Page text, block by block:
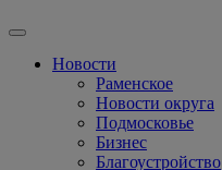
Новости
Раменское
Новости округа
Подмосковье
Бизнес
Благоустройство